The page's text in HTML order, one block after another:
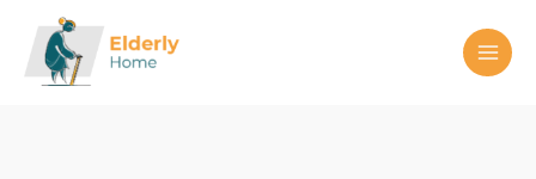
content